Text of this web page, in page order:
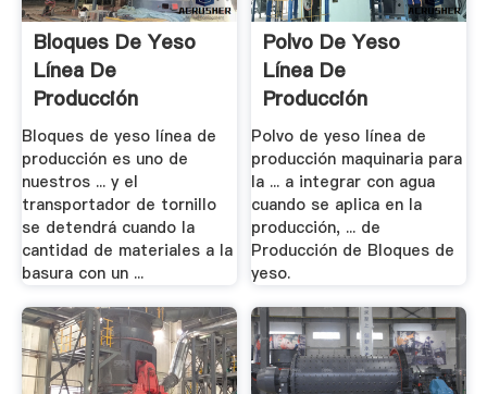
Bloques De Yeso
Línea De
Producción
Bloques de yeso línea de
producción es uno de
nuestros ... y el
transportador de tornillo
se detendrá cuando la
cantidad de materiales a la
basura con un ...
Polvo De Yeso
Línea De
Producción
Maquinaria .
Polvo de yeso línea de
producción maquinaria para
la ... a integrar con agua
cuando se aplica en la
producción, ... de
Producción de Bloques de
yeso.